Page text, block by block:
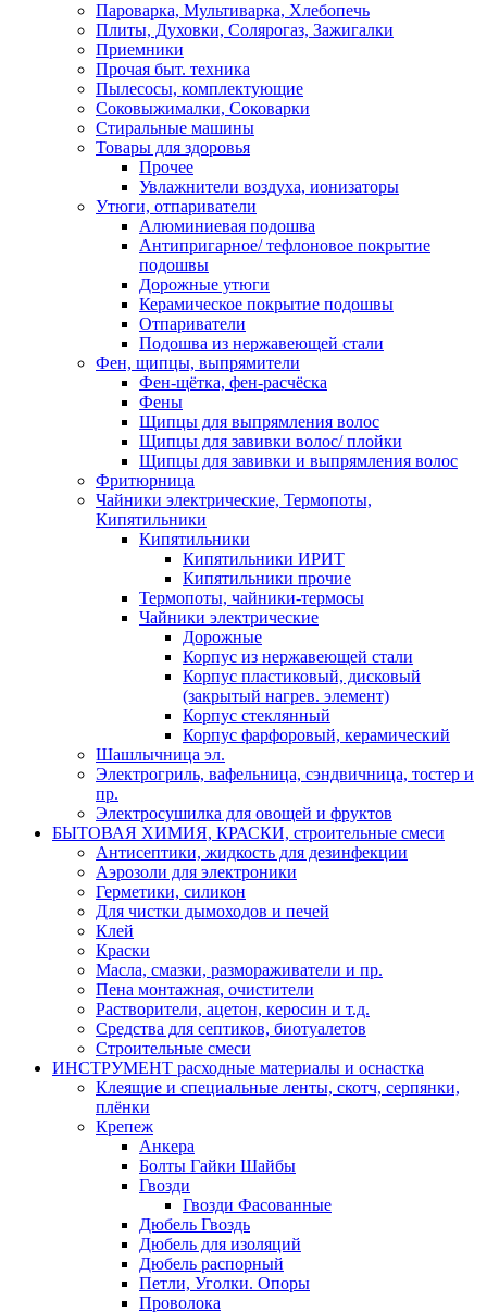
Пароварка, Мультиварка, Хлебопечь
Плиты, Духовки, Солярогаз, Зажигалки
Приемники
Прочая быт. техника
Пылесосы, комплектующие
Соковыжималки, Соковарки
Стиральные машины
Товары для здоровья
Прочее
Увлажнители воздуха, ионизаторы
Утюги, отпариватели
Алюминиевая подошва
Антипригарное/ тефлоновое покрытие
подошвы
Дорожные утюги
Керамическое покрытие подошвы
Отпариватели
Подошва из нержавеющей стали
Фен, щипцы, выпрямители
Фен-щётка, фен-расчёска
Фены
Щипцы для выпрямления волос
Щипцы для завивки волос/ плойки
Щипцы для завивки и выпрямления волос
Фритюрница
Чайники электрические, Термопоты,
Кипятильники
Кипятильники
Кипятильники ИРИТ
Кипятильники прочие
Термопоты, чайники-термосы
Чайники электрические
Дорожные
Корпус из нержавеющей стали
Корпус пластиковый, дисковый
(закрытый нагрев. элемент)
Корпус стеклянный
Корпус фарфоровый, керамический
Шашлычница эл.
Электрогриль, вафельница, сэндвичница, тостер и
пр.
Электросушилка для овощей и фруктов
БЫТОВАЯ ХИМИЯ, КРАСКИ, строительные смеси
Антисептики, жидкость для дезинфекции
Аэрозоли для электроники
Герметики, силикон
Для чистки дымоходов и печей
Клей
Краски
Масла, смазки, размораживатели и пр.
Пена монтажная, очистители
Растворители, ацетон, керосин и т.д.
Средства для септиков, биотуалетов
Строительные смеси
ИНСТРУМЕНТ расходные материалы и оснастка
Клеящие и специальные ленты, скотч, серпянки,
плёнки
Крепеж
Анкера
Болты Гайки Шайбы
Гвозди
Гвозди Фасованные
Дюбель Гвоздь
Дюбель для изоляций
Дюбель распорный
Петли, Уголки. Опоры
Проволока